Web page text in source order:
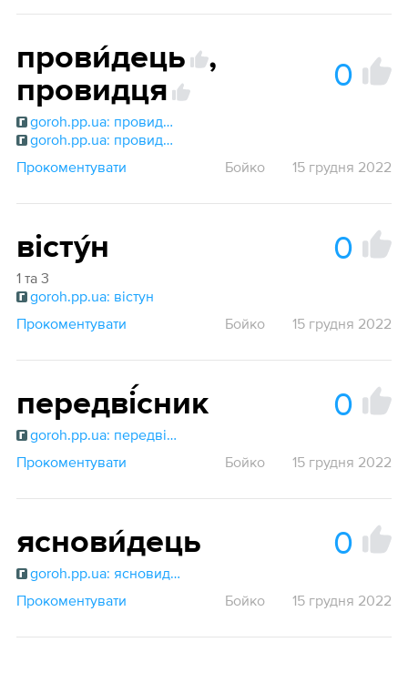
прови́дець
,
провидця
0
goroh.pp.ua: провидець
goroh.pp.ua: провидець
Прокоментувати
Бойко 15 грудня 2022
вісту́н 0
1 та 3
goroh.pp.ua: вістун
Прокоментувати
Бойко 15 грудня 2022
передві́сник 0
goroh.pp.ua: передвісник
Прокоментувати
Бойко 15 грудня 2022
яснови́дець 0
goroh.pp.ua: ясновидець
Прокоментувати
Бойко 15 грудня 2022